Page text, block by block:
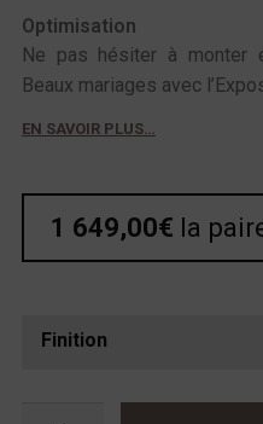
Optimisation
Ne pas hésiter à monter
Beaux mariages avec
EN SAVOIR PLUS…
1 649,00€ la
Finition